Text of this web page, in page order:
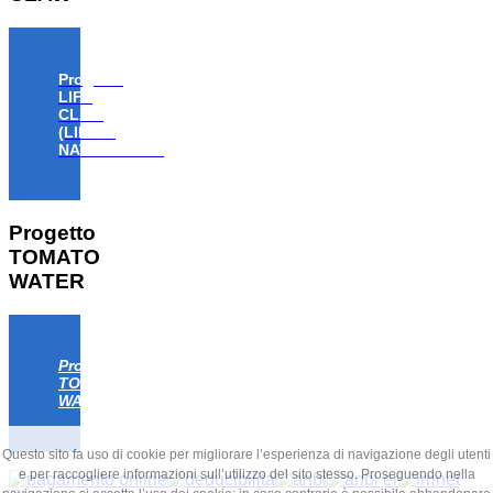
Progetto
LIFE
CLAW
(LIFE18
NAT/IT/000806)
Progetto
TOMATO
WATER
Progetto
TOMATO
WATER
Questo sito fa uso di cookie per migliorare l’esperienza di navigazione degli utenti
e per raccogliere informazioni sull’utilizzo del sito stesso. Proseguendo nella